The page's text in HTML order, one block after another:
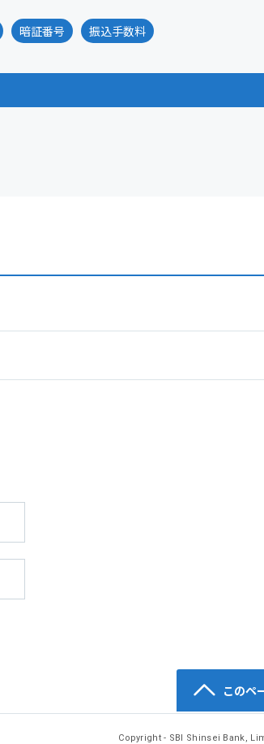
暗証番号 振込手数料
Copyright - SBI Shinsei Bank,
このペ